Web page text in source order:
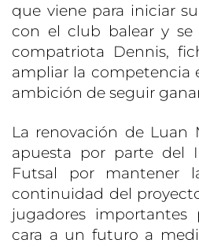
que viene para iniciar
con el club balear y se
compatriota Dennis,
ampliar la competencia
ambición de seguir
La renovación de Luan
apuesta por parte del
Futsal por mantener
continuidad del
jugadores
cara a un futuro a